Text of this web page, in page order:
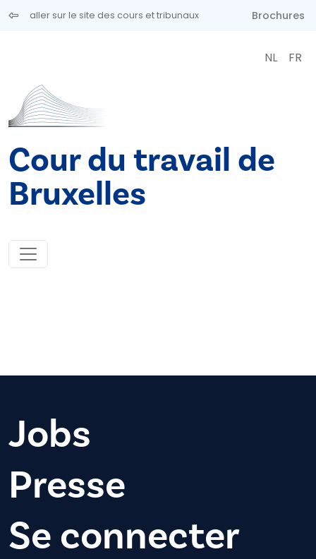
Aller au contenu principal
aller sur le site des cours et tribunaux Brochures
NL FR
Cour du travail de
Bruxelles
Jobs
Presse
Se connecter